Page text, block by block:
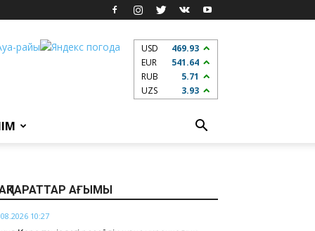
USD
469.93
EUR
541.64
RUB
5.71
UZS
3.93
АҒЫМЫ
10:27